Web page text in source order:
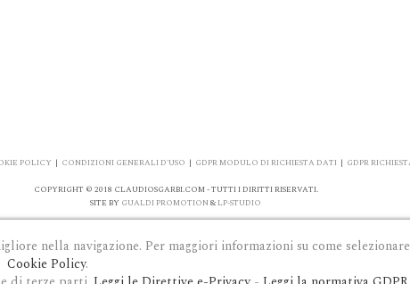
POLICY | CONDIZIONI GENERALI D'USO | GDPR MODULO DI RICHIESTA DATI | GDPR
COPYRIGHT © 2018 CLAUDIOSGARBI.COM - TUTTI I DIRITTI RISERVATI.
SITE BY GUALDI PROMOTION & LP-STUDIO
nella navigazione. Per maggiori informazioni su come
Cookie Policy.